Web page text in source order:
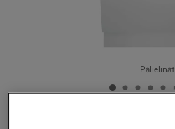
Palielināt